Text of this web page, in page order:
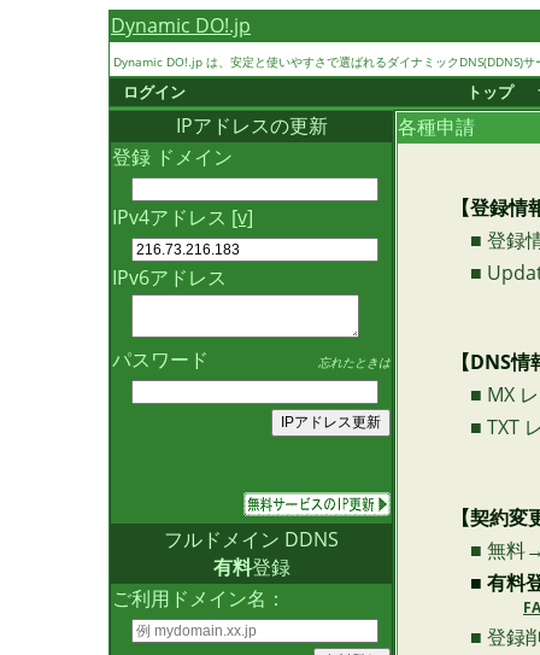
Dynamic DO!.jp
Dynamic DO!.jp は、安定と使いやすさで選ばれるダイナミックDNS(DDNS)
ログイン トップ
IPアドレスの更新
登録 ドメイン
IPv4アドレス [v]
IPv6アドレス
パスワード 忘れたときは
フルドメイン DDNS
有料登録
ご利用ドメイン名：
各種申請
【登録情
■ 登録
■
【DNS情
■ MX
■ TXT
【契約変
■ 無料
■ 有料
■ 登録